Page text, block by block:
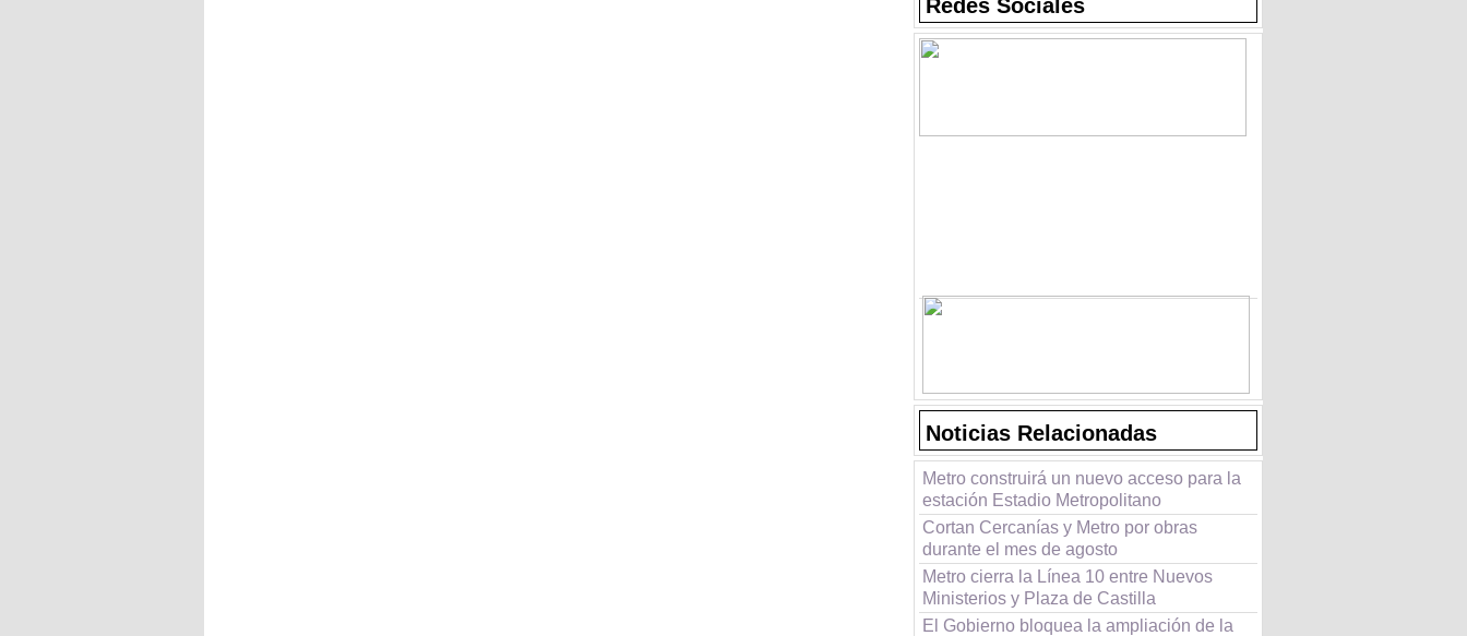
Redes Sociales
Noticias Relacionadas
Metro construirá un nuevo acceso para la
estación Estadio Metropolitano
Cortan Cercanías y Metro por obras
durante el mes de agosto
Metro cierra la Línea 10 entre Nuevos
Ministerios y Plaza de Castilla
El Gobierno bloquea la ampliación de la